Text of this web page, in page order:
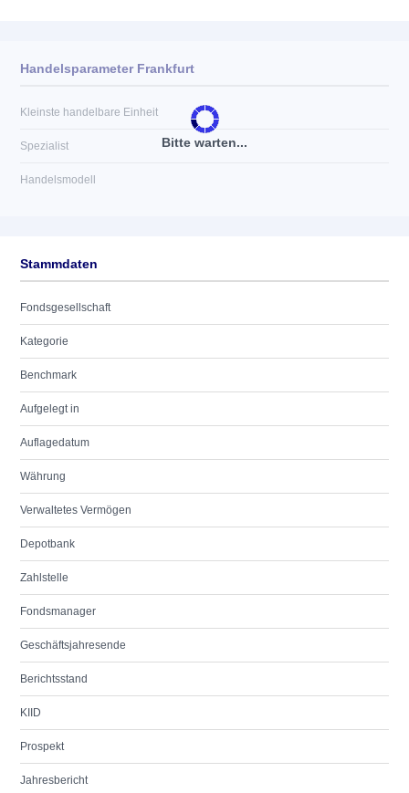
Bitte warten...
Handelsparameter Frankfurt
Kleinste handelbare Einheit
Spezialist
Handelsmodell
Stammdaten
Fondsgesellschaft
Kategorie
Benchmark
Aufgelegt in
Auflagedatum
Währung
Verwaltetes Vermögen
Depotbank
Zahlstelle
Fondsmanager
Geschäftsjahresende
Berichtsstand
KIID
Prospekt
Jahresbericht